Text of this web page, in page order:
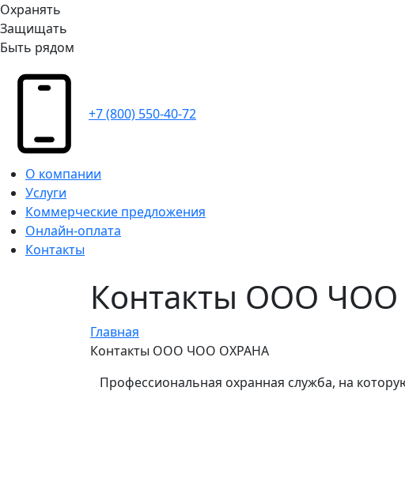
Охранять
Защищать
Быть рядом
+7 (800) 550-40-72
О компании
Услуги
Коммерческие предложения
Онлайн-оплата
Контакты
Контакты ООО
Главная
Контакты ООО ЧОО ОХРАНА
Профессиональная охранная служба, на